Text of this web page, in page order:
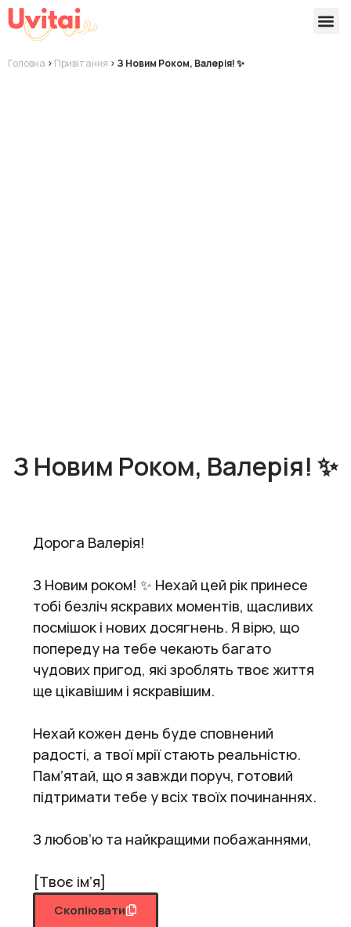
Головна > Привітання > З Новим Роком, Валерія! ✨
З Новим Роком, Валерія! ✨
Дорога Валерія!
З Новим роком! ✨ Нехай цей рік принесе
тобі безліч яскравих моментів, щасливих
посмішок і нових досягнень. Я вірю, що
попереду на тебе чекають багато
чудових пригод, які зроблять твоє життя
ще цікавішим і яскравішим.
Нехай кожен день буде сповнений
радості, а твої мрії стають реальністю.
Пам’ятай, що я завжди поруч, готовий
підтримати тебе у всіх твоїх починаннях.
З любов’ю та найкращими побажаннями,
[Твоє ім’я]
Скопіювати